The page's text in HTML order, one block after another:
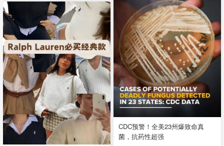
CDC预警！全美23州爆致命真
菌，抗药性超强